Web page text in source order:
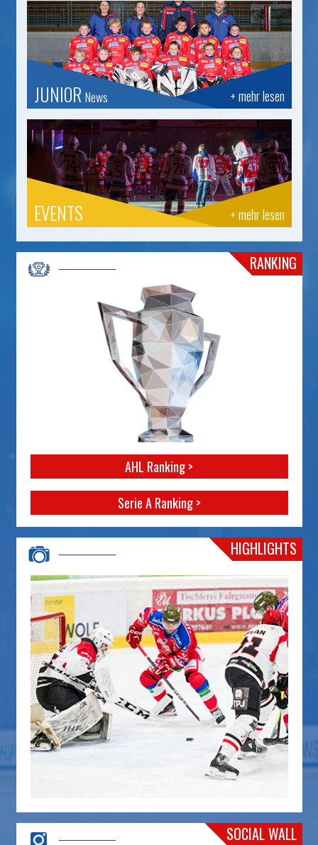
+ mehr lesen
JUNIOR News
+ mehr lesen
EVENTS
RANKING
AHL Ranking >
Serie A Ranking >
HIGHLIGHTS
SOCIAL WALL